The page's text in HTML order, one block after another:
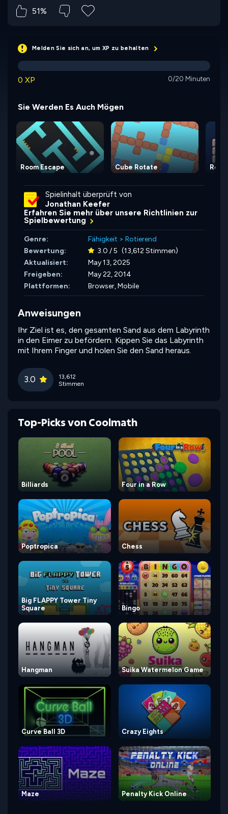
51%
Melden Sie sich an, um XP zu behalten
0 XP 0/20 Minuten
Sie Werden Es Auch Mögen
Room Escape Cube Rotate
Spielinhalt überprüft von
Jonathan Keefer
Erfahren Sie mehr über unsere Richtlinien zur
Spielbewertung
Genre: Fähigkeit > Rotierend
Bewertung:
3.0 / 5 (13,612 Stimmen)
Aktualisiert:
May 13, 2025
Freigeben:
May 22, 2014
Plattformen:
Browser, Mobile
Anweisungen
Ihr Ziel ist es, den gesamten Sand aus dem Labyrinth
in den Eimer zu befördern. Kippen Sie das Labyrinth
mit Ihrem Finger und holen Sie den Sand heraus.
3.0
13,612
Stimmen
Top-Picks von Coolmath
Billiards Four in a Row
Poptropica Chess
Big FLAPPY Tower Tiny
Square
Bingo
Hangman Suika Watermelon Game
Curve Ball 3D Crazy Eights
Maze Penalty Kick Online